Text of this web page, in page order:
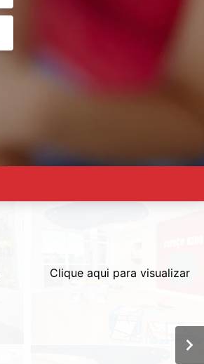
Clique aqui para visualizar